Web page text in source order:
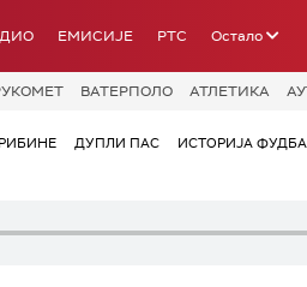
ЕМИСИЈЕ РТС Остало
ВАТЕРПОЛО АТЛЕТИКА
ДУПЛИ ПАС ИСТОРИЈА